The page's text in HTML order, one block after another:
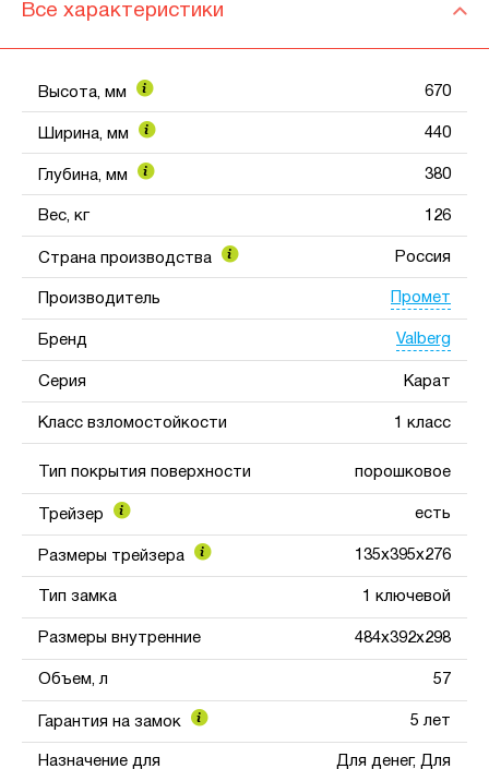
Все характеристики
Высота, мм 670
Ширина, мм 440
Глубина, мм 380
Вес, кг 126
Страна производства Россия
Производитель Промет
Бренд Valberg
Серия Карат
Класс взломостойкости 1 класс
Тип покрытия поверхности порошковое
Трейзер есть
Размеры трейзера 135х395х276
Тип замка 1 ключевой
Размеры внутренние 484x392x298
Объем, л 57
Гарантия на замок 5 лет
Назначение для Для денег, Для